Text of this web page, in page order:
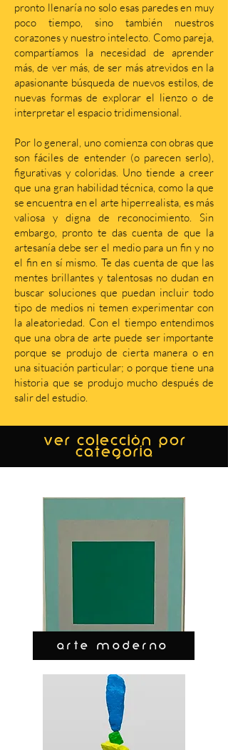
pronto llenaría no solo esas paredes en muy
poco tiempo, sino también nuestros
corazones y nuestro intelecto. Como pareja,
compartíamos la necesidad de aprender
más, de ver más, de ser más atrevidos en la
apasionante búsqueda de nuevos estilos, de
nuevas formas de explorar el lienzo o de
interpretar el espacio tridimensional.
Por lo general, uno comienza con obras que
son fáciles de entender (o parecen serlo),
figurativas y coloridas. Uno tiende a creer
que una gran habilidad técnica, como la que
se encuentra en el arte hiperrealista, es más
valiosa y digna de reconocimiento. Sin
embargo, pronto te das cuenta de que la
artesanía debe ser el medio para un fin y no
el fin en sí mismo. Te das cuenta de que las
mentes brillantes y talentosas no dudan en
buscar soluciones que puedan incluir todo
tipo de medios ni temen experimentar con
la aleatoriedad. Con el tiempo entendimos
que una obra de arte puede ser importante
porque se produjo de cierta manera o en
una situación particular; o porque tiene una
historia que se produjo mucho después de
salir del estudio.
ver colección por
categoría
ARTE MODERNO